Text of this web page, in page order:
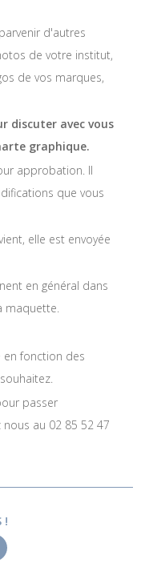
d'autres
de votre institut,
de vos marques,
discuter avec vous
graphique.
approbation. Il
que vous
elle est envoyée
en général dans
maquette.
fonction des
passer
au 02 85 52 47
!